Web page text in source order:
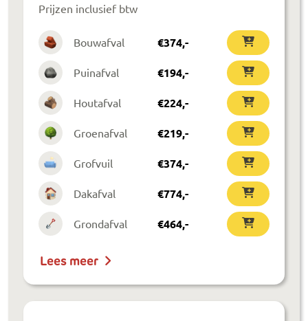
Prijzen inclusief btw
Bouwafval €374,-
Puinafval €194,-
Houtafval €224,-
Groenafval €219,-
Grofvuil €374,-
Dakafval €774,-
Grondafval €464,-
Lees meer